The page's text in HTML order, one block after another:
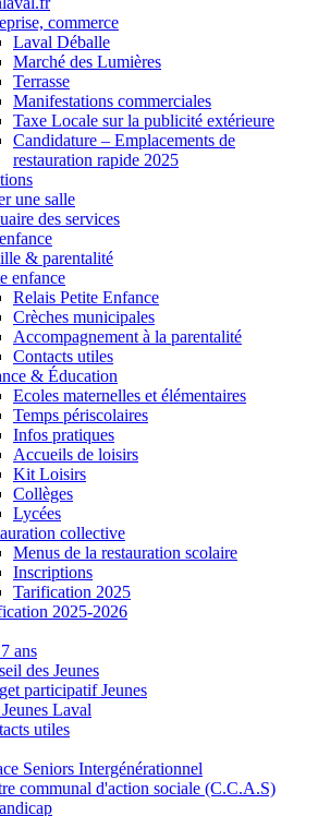
commerce
Laval Déballe
Marché des Lumières
Terrasse
Manifestations commerciales
Taxe Locale sur la publicité extérieure
Candidature – Emplacements de
restauration rapide 2025
une salle
des services
& parentalité
enfance
Relais Petite Enfance
Crèches municipales
Accompagnement à la parentalité
Contacts utiles
& Éducation
Ecoles maternelles et élémentaires
Temps périscolaires
Infos pratiques
Accueils de loisirs
Kit Loisirs
Collèges
Lycées
collective
Menus de la restauration scolaire
Inscriptions
Tarification 2025
2025-2026
ans
des Jeunes
participatif Jeunes
Laval
utiles
Seniors Intergénérationnel
communal d'action sociale (C.C.A.S)